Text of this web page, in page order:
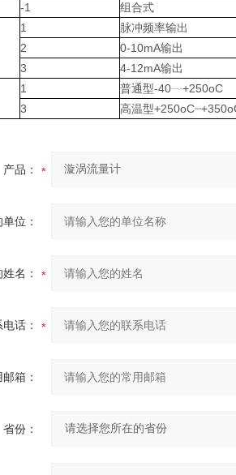
-1 组合式
1
脉冲频率输出
2
0-10mA输出
3
4-12mA输出
1
普通型-40┈+250oC
3
高温型
产品：
位：
名：
话：
箱：
省份：